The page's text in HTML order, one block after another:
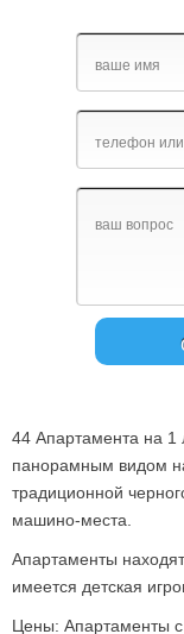
44 Апартамента на 1
панорамным видом
традиционной
машино-места.
Апартаменты
имеется детская
Цены: Апартаменты